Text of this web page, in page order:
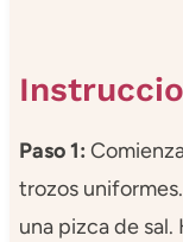
Paso 1:
trozos
una pizca de sal.